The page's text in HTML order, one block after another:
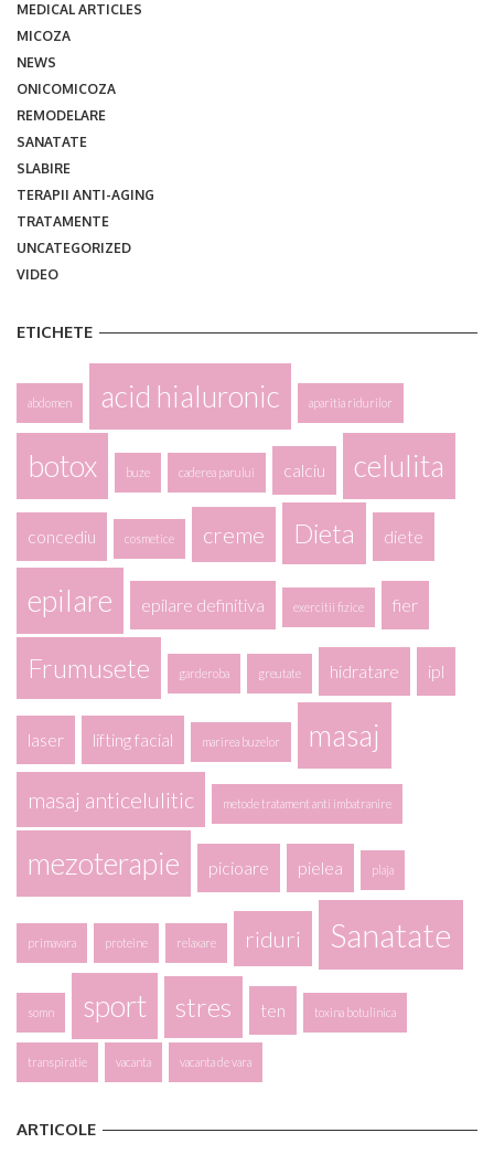
MEDICAL ARTICLES
MICOZA
NEWS
ONICOMICOZA
REMODELARE
SANATATE
SLABIRE
TERAPII ANTI-AGING
TRATAMENTE
UNCATEGORIZED
VIDEO
ETICHETE
abdomen acid hialuronic aparitia ridurilor
botox buze caderea parului calciu celulita
concediu cosmetice creme Dieta diete
epilare epilare definitiva exercitii fizice fier
Frumusete garderoba greutate hidratare ipl
laser lifting facial marirea buzelor masaj
masaj anticelulitic metode tratament anti imbatranire
mezoterapie picioare pielea plaja
primavara proteine relaxare riduri Sanatate
somn sport stres ten toxina botulinica
transpiratie vacanta vacanta de vara
ARTICOLE